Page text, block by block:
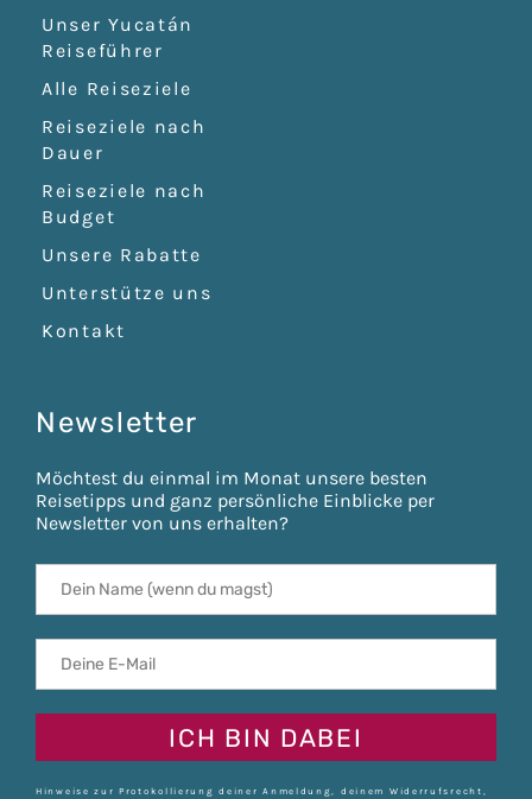
Unser Yucatán
Reiseführer
Alle Reiseziele
Reiseziele nach
Dauer
Reiseziele nach
Budget
Unsere Rabatte
Unterstütze uns
Kontakt
Newsletter
Möchtest du einmal im Monat unsere besten
Reisetipps und ganz persönliche Einblicke per
Newsletter von uns erhalten?
ICH BIN DABEI
Hinweise zur Protokollierung deiner Anmeldung, deinem Widerrufsrecht,